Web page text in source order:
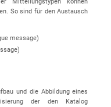
So sind für den Austausch
message)
und die Abbildung eines
der den Katalog